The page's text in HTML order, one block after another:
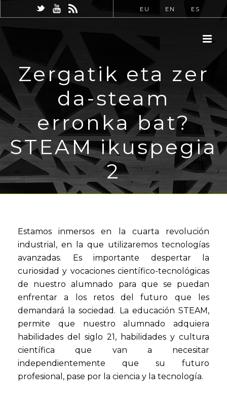
EU EN ES
Zergatik eta zer
da-steam
erronka bat?
STEAM ikuspegia
2
Estamos inmersos en la cuarta revolución
industrial, en la que utilizaremos tecnologías
avanzadas. Es importante despertar la
curiosidad y vocaciones científico-tecnológicas
de nuestro alumnado para que se puedan
enfrentar a los retos del futuro que les
demandará la sociedad. La educación STEAM,
permite que nuestro alumnado adquiera
habilidades del siglo 21, habilidades y cultura
científica que van a necesitar
independientemente que su futuro
profesional, pase por la ciencia y la tecnología.